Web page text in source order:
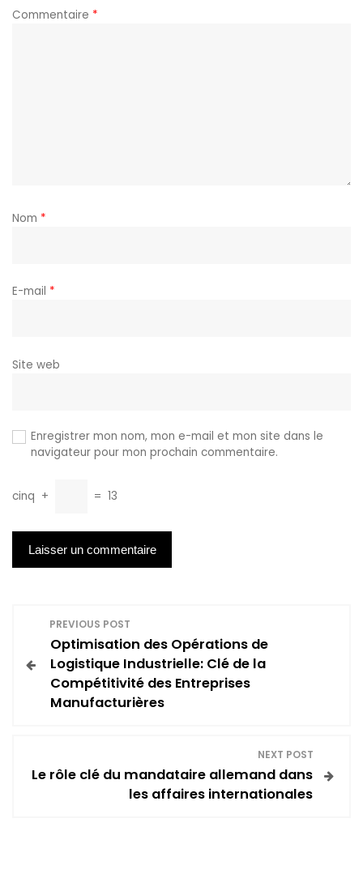
Commentaire *
Nom *
E-mail *
Site web
Enregistrer mon nom, mon e-mail et mon site dans le
navigateur pour mon prochain commentaire.
cinq + = 13
a
PREVIOUS POST
Optimisation des Opérations de
Logistique Industrielle: Clé de la
Compétitivité des Entreprises
Manufacturières
NEXT POST
Le rôle clé du mandataire allemand dans
les affaires internationales